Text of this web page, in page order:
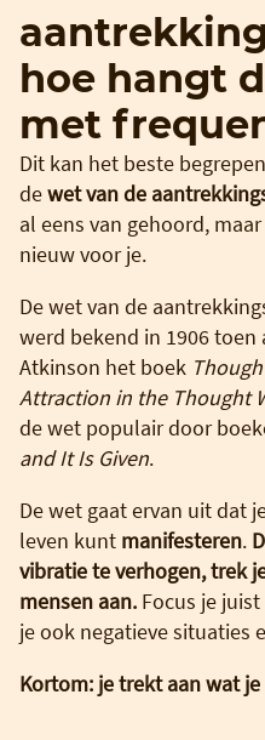
hoe hangt
met
Dit kan het beste
dewet van de
al eens van gehoord,
nieuw voor je.
De wet van de
werd bekend in 1906
Atkinson het boek
Attraction in the Thought
de wet populair door
and It Is Given.
De wet gaat ervan uit dat
leven kunt manifesteren.
vibratie te verhogen, trek
mensen aan. Focus je
je ook negatieve situaties
Kortom: je trekt aan wat